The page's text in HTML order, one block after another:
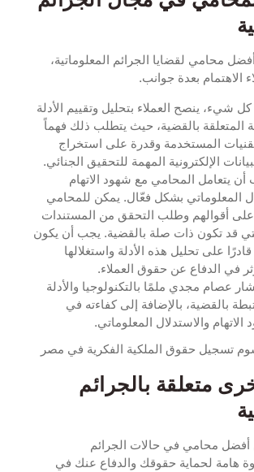
محامي لقضايا الجرائم المعلوماتية،
الاهتمام بعدة جوانب.
كل شيء، ينصح العملاء بتحليل وتقييم الأدلة
المتعلقة بالقضية، حيث يتطلب ذلك فهماً
المستخدمة وقدرة على استخراج
الإلكترونية المهمة للتحقيق الجنائي.
أن يتعامل المحامي مع شهود الاتهام
المعلوماتي بشكل فعّال. يمكن للمحامي
أقوالهم وطلب التحقق من المستندات
قد تكون ذات صلة بالقضية. يجب أن يكون
على تحليل هذه الأدلة واستغلالها
في الدفاع عن حقوق العملاء.
عصام مجدي ملمًا بالتكنولوجيا والأدلة
بالقضية، بالإضافة إلى كفاءته في
والاستدلال المعلوماتي.
تسجيل حقوق الملكية الفكرية في مصر
متعلقة بالجرائم
أفضل محامي في حالات الجرائم
هامة لحماية حقوقك والدفاع عنك في